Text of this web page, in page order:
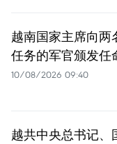
越南国家主席向两
任务的军官颁发任
10/08/2026 09:40
越共中央总书记、